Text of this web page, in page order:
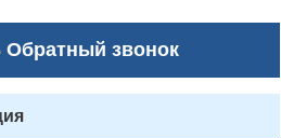
Обратный звонок